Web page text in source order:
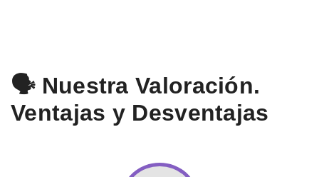
🗣️ Nuestra Valoración.
Ventajas y Desventajas